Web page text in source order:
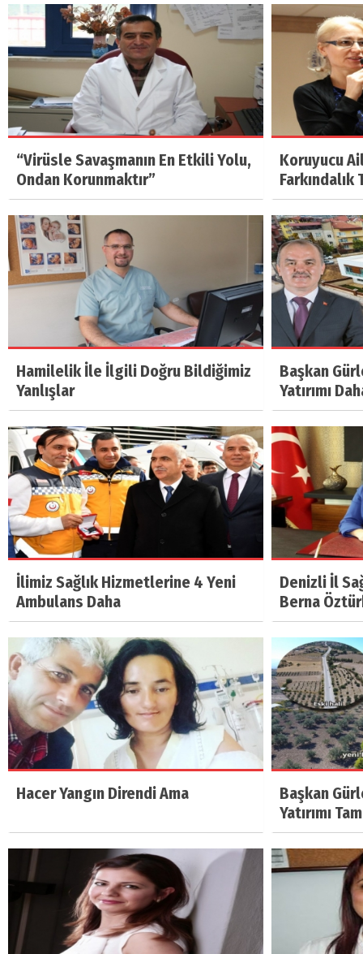
“Virüsle Savaşmanın En Etkili Yolu,
Ondan Korunmaktır”
Koruyucu
Farkındalık
Hamilelik İle İlgili Doğru Bildiğimiz
Yanlışlar
Başkan
Yatırımı
İlimiz Sağlık Hizmetlerine 4 Yeni
Ambulans Daha
Denizli İl
Berna
Hacer Yangın Direndi Ama
Başkan
Yatırımı